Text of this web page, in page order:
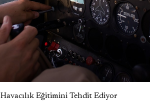
Havacılık Eğitimini Tehdit Ediyor